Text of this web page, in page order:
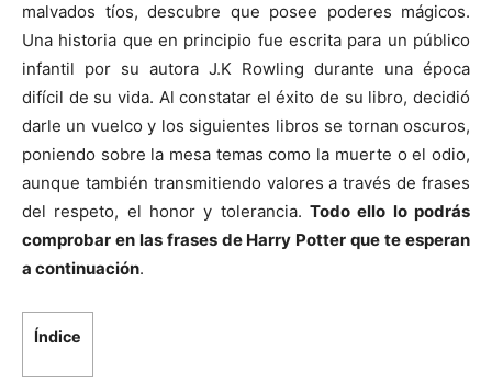
malvados tíos, descubre que posee poderes mágicos.
Una historia que en principio fue escrita para un público
infantil por su autora J.K Rowling durante una época
difícil de su vida. Al constatar el éxito de su libro, decidió
darle un vuelco y los siguientes libros se tornan oscuros,
poniendo sobre la mesa temas como la muerte o el odio,
aunque también transmitiendo valores a través de frases
del respeto, el honor y tolerancia. Todo ello lo podrás
comprobar en las frases de Harry Potter que te esperan
a continuación.
Índice